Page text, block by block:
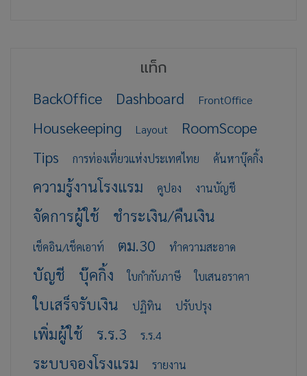
แท็ก
BackOffice Dashboard FrontOffice
Housekeeping Layout
RoomScope
Tips
การท่องเที่ยวแห่งประเทศไทย ค้นหาบุ๊คกิ้ง
ความรู้งานโรงแรม คูปอง งานบัญชี
จัดการผู้ใช้ ชำระเงิน/คืนเงิน
เช็คอิน/เช็คเอาท์ ตม.30 ทำความสะอาด
บัญชี บุ๊คกิ้ง ใบกำกับภาษี ใบเสนอราคา
ใบเสร็จรับเงิน ปฏิทิน ปรับปรุง
เพิ่มผู้ใช้ ร.ร.3 ร.ร.4
ระบบจองโรงแรม รายงาน